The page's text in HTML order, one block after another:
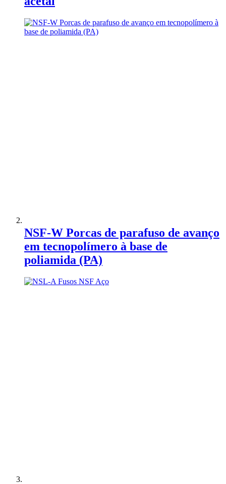
NSF-W Porcas de parafuso de avanço
em tecnopolímero à base de
poliamida (PA)